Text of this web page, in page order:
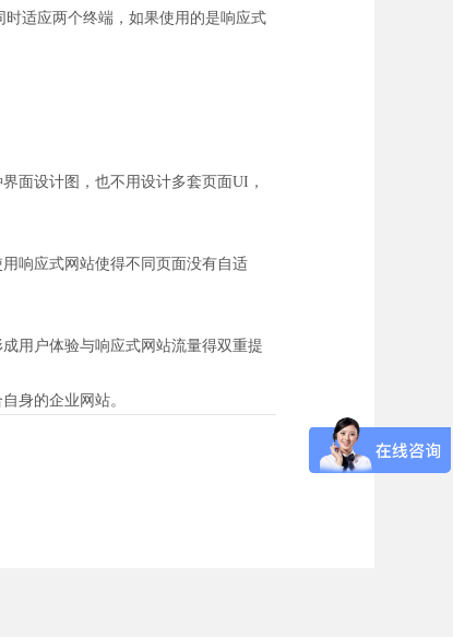
适应两个终端，如果使用的是响应式
面设计图，也不用设计多套页面UI，
响应式网站使得不同页面没有自适
用户体验与响应式网站流量得双重提
身的企业网站。